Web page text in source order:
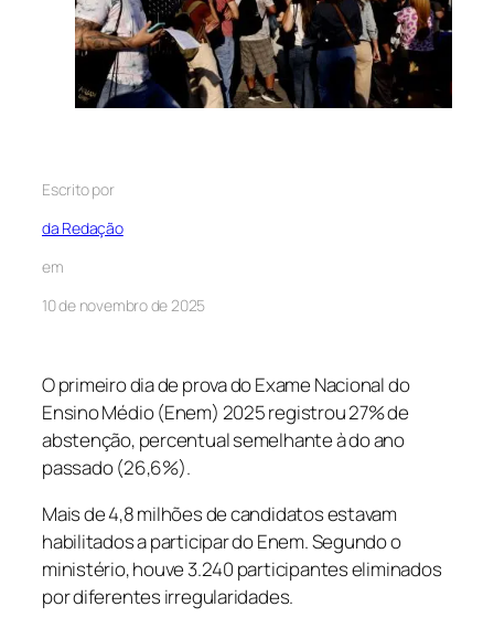
Escrito por
da Redação
em
10 de novembro de 2025
O primeiro dia de prova do Exame Nacional do
Ensino Médio (Enem) 2025 registrou 27% de
abstenção, percentual semelhante à do ano
passado (26,6%).
Mais de 4,8 milhões de candidatos estavam
habilitados a participar do Enem. Segundo o
ministério, houve 3.240 participantes eliminados
por diferentes irregularidades.